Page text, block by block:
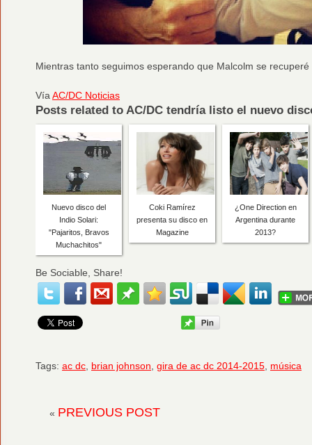
Mientras tanto seguimos esperando que Malcolm se
Vía AC/DC Noticias
Posts related to AC/DC tendría listo el nuevo
Nuevo disco del
Indio Solari:
"Pajaritos, Bravos
Muchachitos"
Coki Ramírez
presenta su disco en
Magazine
¿One Direction en
Argentina durante
2013?
Be Sociable, Share!
Tags: ac dc brian johnson gira de ac dc 2014-2015 música
« PREVIOUS POST